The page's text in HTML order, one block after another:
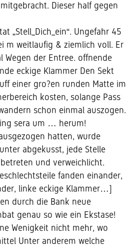
Dieser half gegen
„Stell_Dich_ein“. Ungefahr 45
m weitlaufig & ziemlich voll. Er
Wegen der Entree. offnende
eckige Klammer Den Sekt
einer gro?en runden Matte im
kosten, solange Pass
schon einmal auszogen.
sera um … herum!
hatten, wurde
abgekusst, jede Stelle
und verweichlicht.
fanden einander,
linke eckige Klammer…]
durch die Bank neue
genau so wie ein Ekstase!
Wenigkeit nicht mehr, wo
Unter anderem welche